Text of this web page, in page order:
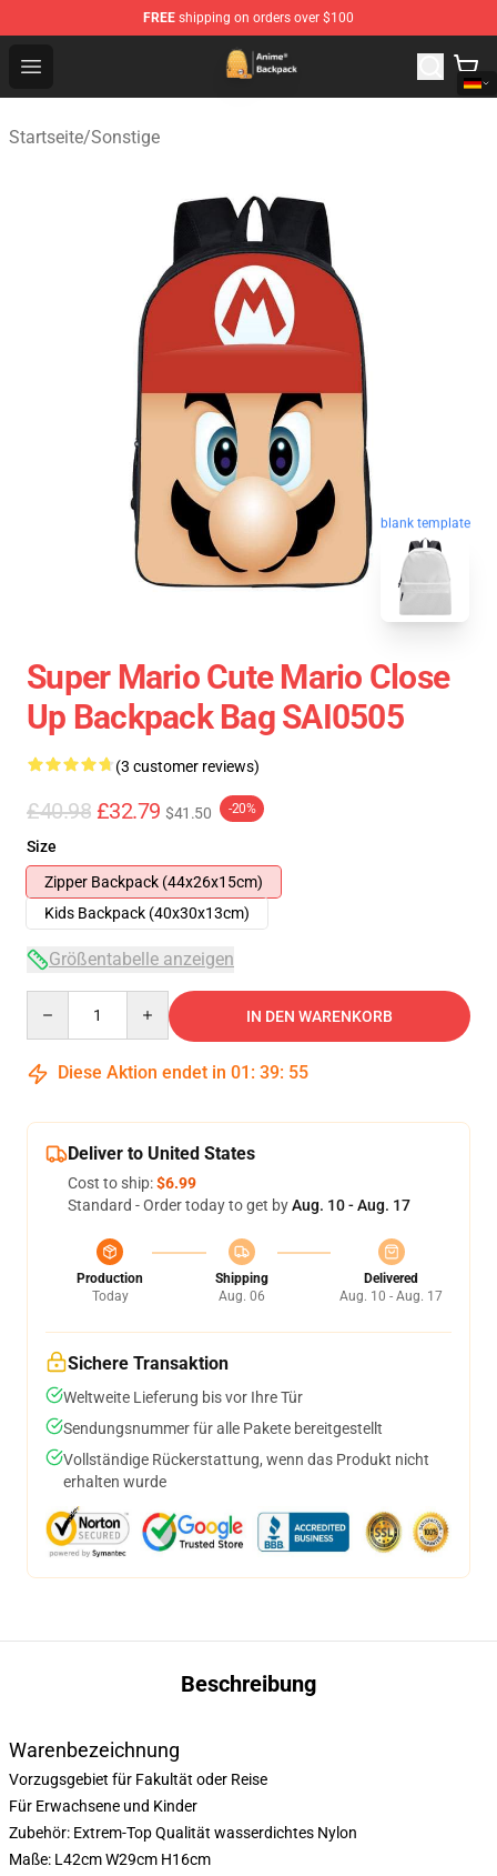
FREE shipping on orders over $100
Open menu
Anime Backpack Shop - Official Anime Backpack Store
Startseite/Sonstige
blank template
Super Mario Cute Mario Close
Up Backpack Bag SAI0505
(3 customer reviews)
£40.98 £32.79 $41.50 -20%
Size
Zipper Backpack (44x26x15cm)
Kids Backpack (40x30x13cm)
Größentabelle anzeigen
IN DEN WARENKORB
Diese Aktion endet in 01 : 39: 54
Deliver to United States
Cost to ship:$6.99
Standard - Order today to get byAug. 10 - Aug. 17
Production
Today
Shipping
Aug. 06
Delivered
Aug. 10 - Aug. 17
Sichere Transaktion
Weltweite Lieferung bis vor Ihre Tür
Sendungsnummer für alle Pakete bereitgestellt
Vollständige Rückerstattung, wenn das Produkt nicht
erhalten wurde
Beschreibung
Warenbezeichnung
Vorzugsgebiet für Fakultät oder Reise
Für Erwachsene und Kinder
Zubehör: Extrem-Top Qualität wasserdichtes Nylon
Maße: L42cm W29cm H16cm